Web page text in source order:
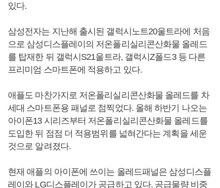
있다.
삼성전자는 지난해 출시된 갤럭시노트20울트라에 처음
으로 삼성디스플레이의 저온폴리실리콘산화물 올레드
를 탑재한 뒤 갤럭시S21울트라, 갤럭시Z폴드3 등 다른
프리미엄 스마트폰에 적용하고 있다.
애플도 마찬가지로 저온폴리실리콘산화물 올레드를 차
세대 스마트폰용 패널로 점찍었다. 올해 하반기 나오는
아이폰13 시리즈부터 저온폴리실리콘산화물 올레드를
도입한 뒤 점점 더 적용범위를 넓혀간다는 계획을 세운
것으로 알려졌다.
현재 애플의 아이폰에 쓰이는 올레드패널은 삼성디스플
레이와 LG디스플레이가 공급하고 있다. 공급물량 비중